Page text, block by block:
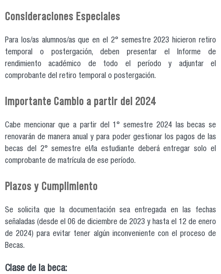
Consideraciones Especiales
Para los/as alumnos/as que en el 2° semestre 2023 hicieron retiro
temporal o postergación, deben presentar el Informe de
rendimiento académico de todo el período y adjuntar el
comprobante del retiro temporal o postergación.
Importante Cambio a partir del 2024
Cabe mencionar que a partir del 1° semestre 2024 las becas se
renovarán de manera anual y para poder gestionar los pagos de las
becas del 2° semestre el/la estudiante deberá entregar solo el
comprobante de matrícula de ese período.
Plazos y Cumplimiento
Se solicita que la documentación sea entregada en las fechas
señaladas (desde el 06 de diciembre de 2023 y hasta el 12 de enero
de 2024) para evitar tener algún inconveniente con el proceso de
Becas.
Clase de la beca: